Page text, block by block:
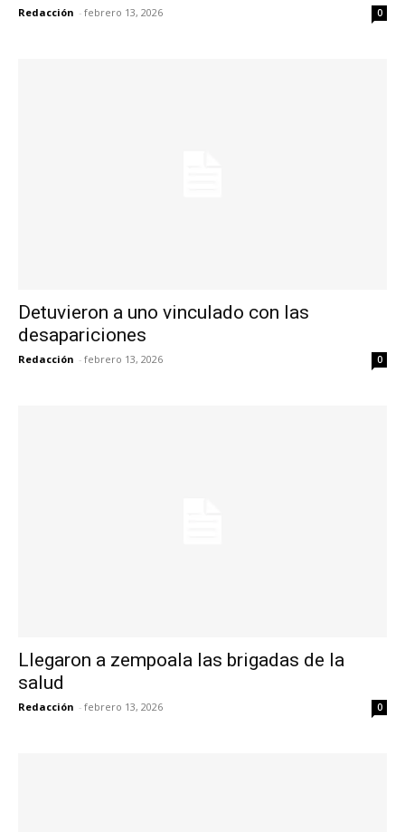
Redacción - febrero 13, 2026 0
Detuvieron a uno vinculado con las
desapariciones
Redacción - febrero 13, 2026 0
Llegaron a zempoala las brigadas de la
salud
Redacción - febrero 13, 2026 0